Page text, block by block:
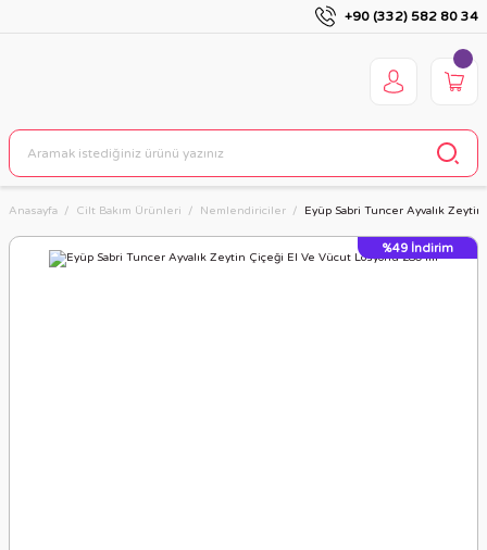
+90 (332) 582 80 34
Anasayfa Cilt Bakım Ürünleri Nemlendiriciler Eyüp Sabri Tuncer Ayvalık
%49 İndirim